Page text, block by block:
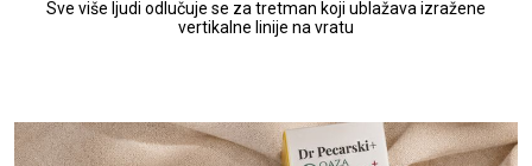
Sve više ljudi odlučuje se za tretman koji ublažava izražene
vertikalne linije na vratu